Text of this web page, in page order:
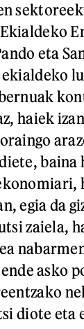
eta
haiek
baina
egia da
zaiela,
asko
diote eta